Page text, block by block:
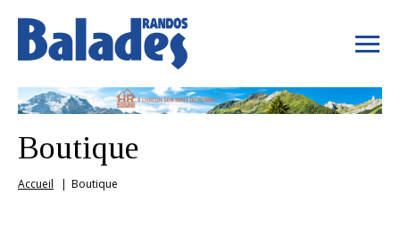
Boutique
Accueil Boutique